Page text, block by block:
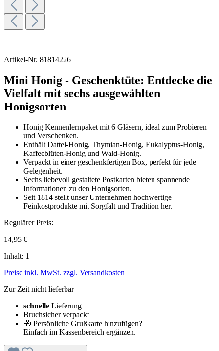
Artikel-Nr. 81814226
Mini Honig - Geschenktüte: Entdecke die
Vielfalt mit sechs ausgewählten
Honigsorten
Honig Kennenlernpaket mit 6 Gläsern, ideal zum Probieren
und Verschenken.
Enthält Dattel-Honig, Thymian-Honig, Eukalyptus-Honig,
Kaffeeblüten-Honig und Wald-Honig.
Verpackt in einer geschenkfertigen Box, perfekt für jede
Gelegenheit.
Sechs liebevoll gestaltete Postkarten bieten spannende
Informationen zu den Honigsorten.
Seit 1814 stellt unser Unternehmen hochwertige
Feinkostprodukte mit Sorgfalt und Tradition her.
Regulärer Preis:
14,95 €
Inhalt: 1
Preise inkl. MwSt. zzgl. Versandkosten
Zur Zeit nicht lieferbar
schnelle Lieferung
Bruchsicher verpackt
🎁 Persönliche Grußkarte hinzufügen?
Einfach im Kassenbereich ergänzen.